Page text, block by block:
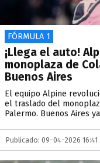
FÓRMULA 1
¡Llega el auto!
monoplaza de
Buenos Aires
El equipo Alpine
el traslado del
Palermo. Buenos Aires
Publicado: 09-04-2026 16:41